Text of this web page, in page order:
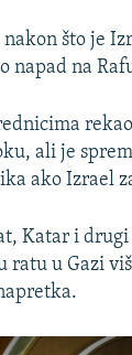
što je
napad na
ali je
ako Izrael
Katar i
u Gazi